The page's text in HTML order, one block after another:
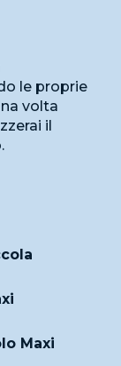
le proprie
volta
il
Maxi